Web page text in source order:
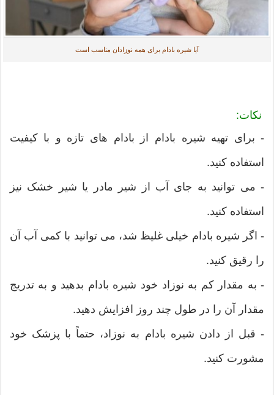
آیا شیره بادام برای همه نوزادان مناسب است
نکات:
- برای تهیه شیره بادام از بادام های تازه و با کیفیت
استفاده کنید.
- می توانید به جای آب از شیر مادر یا شیر خشک نیز
استفاده کنید.
- اگر شیره بادام خیلی غلیظ شد، می توانید با کمی آب آن
را رقیق کنید.
- به مقدار کم به نوزاد خود شیره بادام بدهید و به تدریج
مقدار آن را در طول چند روز افزایش دهید.
- قبل از دادن شیره بادام به نوزاد، حتماً با پزشک خود
مشورت کنید.